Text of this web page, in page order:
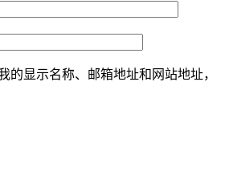
的显示名称、邮箱地址和网站地址，